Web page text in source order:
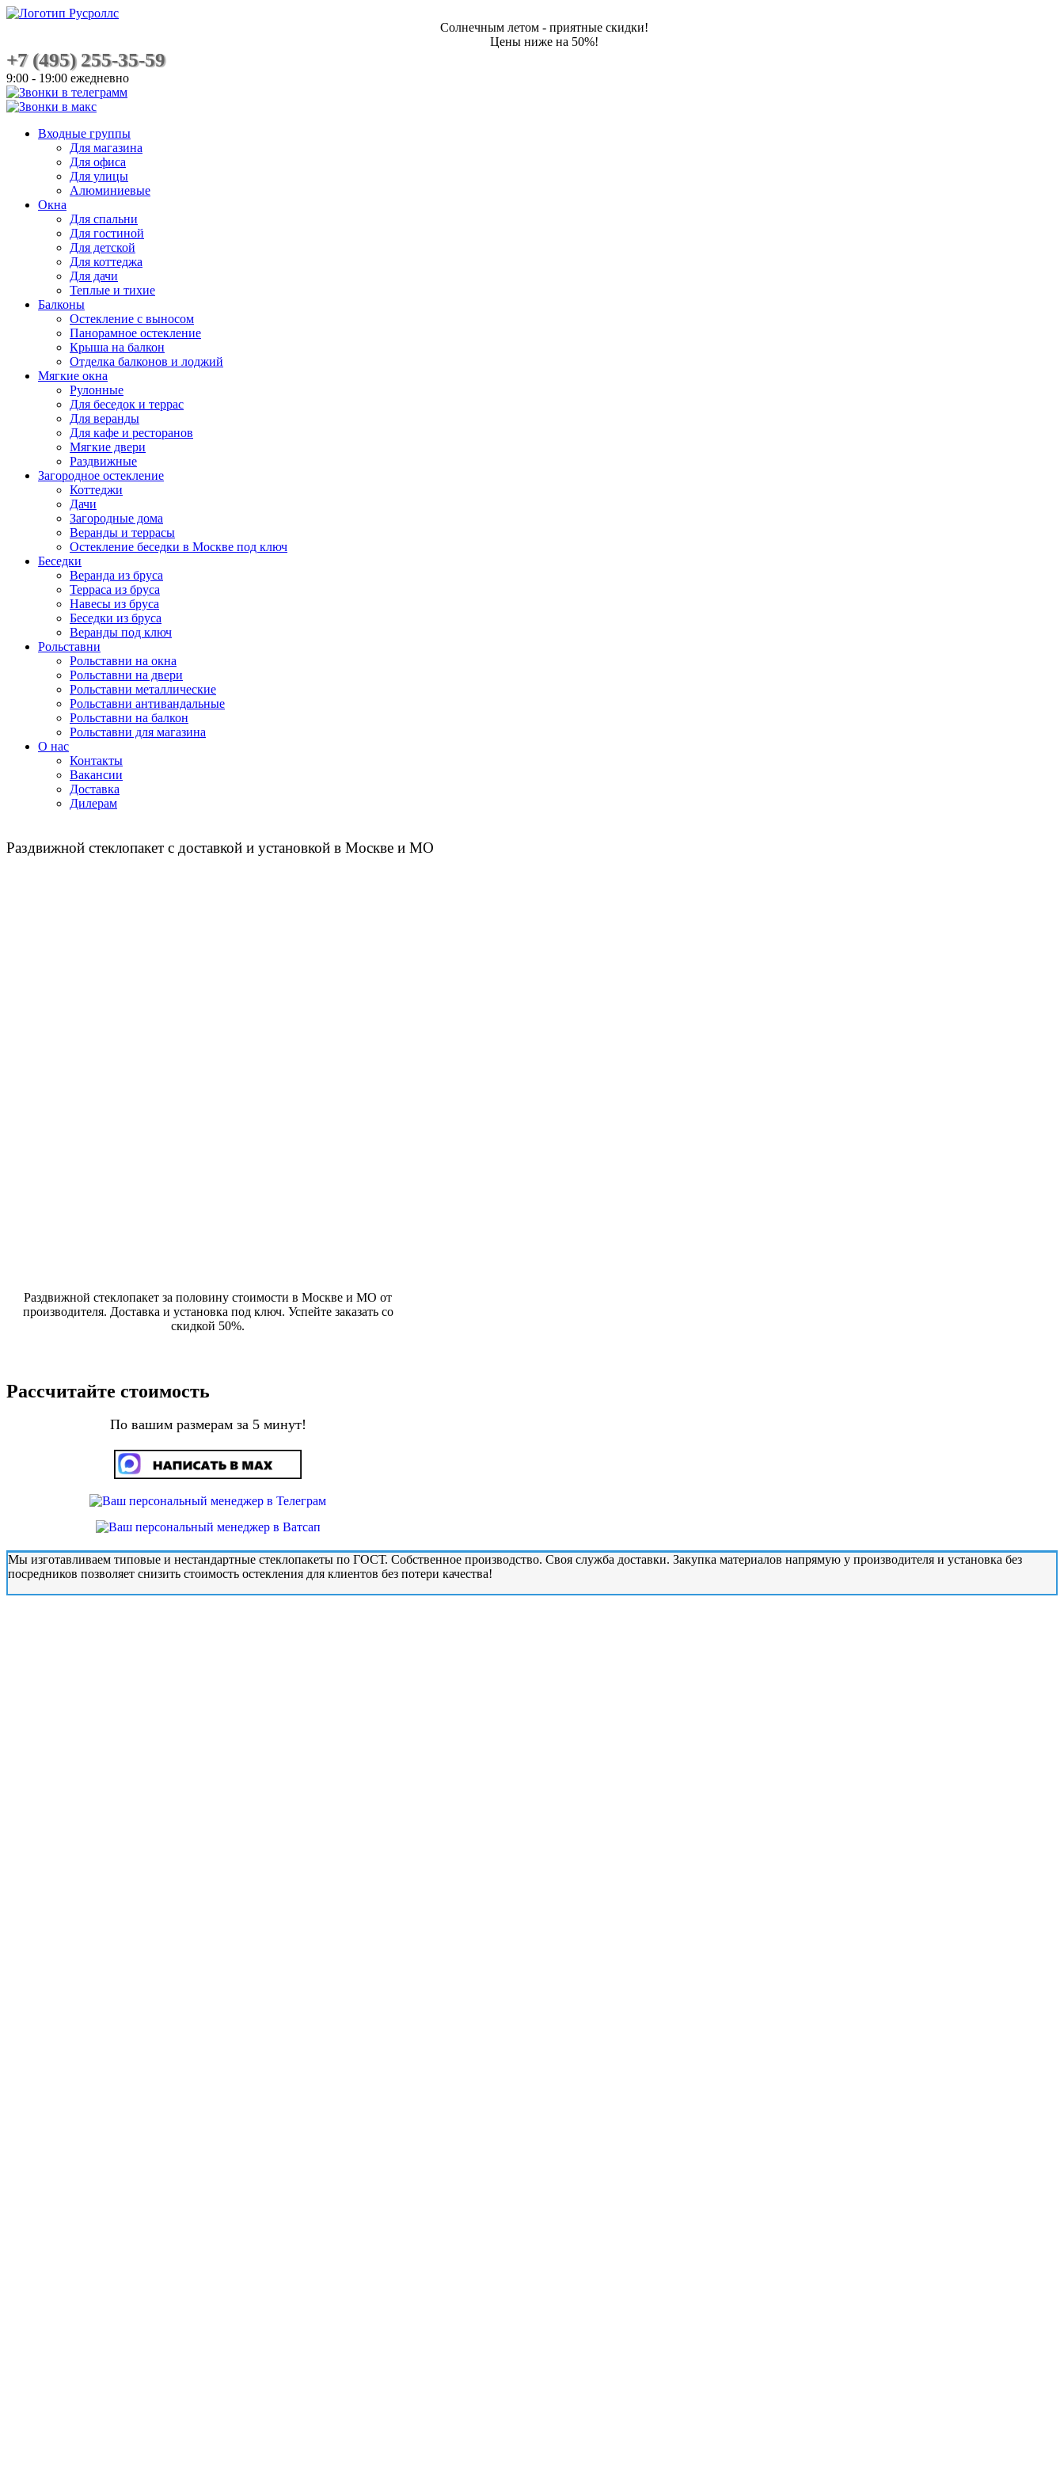
Солнечным летом - приятные скидки!
Цены ниже на 50%!
+7 (495) 255-35-59
9:00 - 19:00 ежедневно
Входные группы
Для магазина
Для офиса
Для улицы
Алюминиевые
Окна
Для спальни
Для гостиной
Для детской
Для коттеджа
Для дачи
Теплые и тихие
Балконы
Остекление с выносом
Панорамное остекление
Крыша на балкон
Отделка балконов и лоджий
Мягкие окна
Рулонные
Для беседок и террас
Для веранды
Для кафе и ресторанов
Мягкие двери
Раздвижные
Загородное остекление
Коттеджи
Дачи
Загородные дома
Веранды и террасы
Остекление беседки в Москве под ключ
Беседки
Веранда из бруса
Терраса из бруса
Навесы из бруса
Беседки из бруса
Веранды под ключ
Рольставни
Рольставни на окна
Рольставни на двери
Рольставни металлические
Рольставни антивандальные
Рольставни на балкон
Рольставни для магазина
О нас
Контакты
Вакансии
Доставка
Дилерам
Раздвижной стеклопакет с доставкой и установкой в Москве и МО
Раздвижной стеклопакет за половину стоимости в Москве и МО от
производителя. Доставка и установка под ключ. Успейте заказать со
скидкой 50%.
Рассчитайте стоимость
По вашим размерам за 5 минут!
Мы изготавливаем типовые и нестандартные стеклопакеты по ГОСТ. Собственное производство. Своя служба доставки. Закупка материалов напрямую у производителя и установка без
посредников позволяет снизить стоимость остекления для клиентов без потери качества!